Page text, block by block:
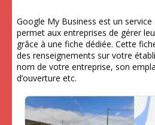
Google My Business est un
permet aux entreprises de gérer
grâce à une fiche dédiée. Cette
des renseignements sur votre
nom de votre entreprise, son
d’ouverture etc.